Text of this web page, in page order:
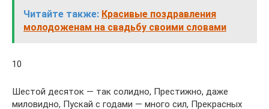
Читайте также: Красивые поздравления
молодоженам на свадьбу своими словами
10
Шестой десяток — так солидно, Престижно, даже
миловидно, Пускай с годами — много сил, Прекрасных